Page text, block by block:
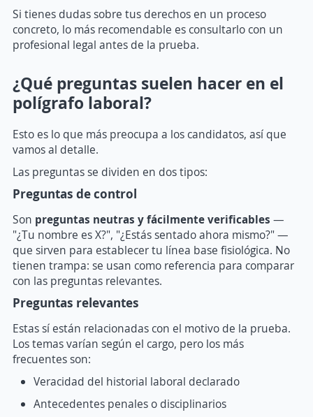
Si tienes dudas sobre tus derechos en un proceso
concreto, lo más recomendable es consultarlo con un
profesional legal antes de la prueba.
¿Qué preguntas suelen hacer en el
polígrafo laboral?
Esto es lo que más preocupa a los candidatos, así que
vamos al detalle.
Las preguntas se dividen en dos tipos:
Preguntas de control
Son preguntas neutras y fácilmente verificables —
"¿Tu nombre es X?", "¿Estás sentado ahora mismo?" —
que sirven para establecer tu línea base fisiológica. No
tienen trampa: se usan como referencia para comparar
con las preguntas relevantes.
Preguntas relevantes
Estas sí están relacionadas con el motivo de la prueba.
Los temas varían según el cargo, pero los más
frecuentes son:
Veracidad del historial laboral declarado
Antecedentes penales o disciplinarios